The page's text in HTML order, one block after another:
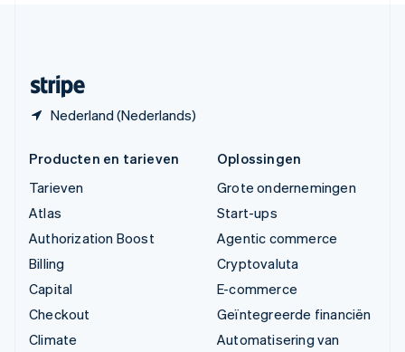
Nederland (Nederlands)
Producten en tarieven
Tarieven
Atlas
Authorization Boost
Billing
Capital
Checkout
Climate
Oplossingen
Grote ondernemingen
Start-ups
Agentic commerce
Cryptovaluta
E-commerce
Geïntegreerde financiën
Automatisering van